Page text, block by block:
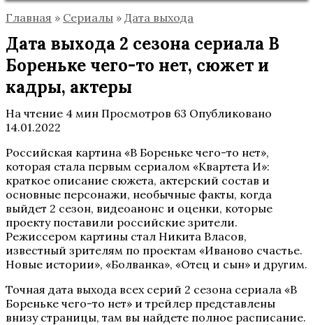
Главная » Сериалы » Дата выхода
Дата выхода 2 сезона сериала В
Бореньке чего-то нет, сюжет и
кадры, актеры
На чтение 4 мин Просмотров 63 Опубликовано
14.01.2022
Российская картина «В Бореньке чего-то нет»,
которая стала первым сериалом «Квартета И»:
краткое описание сюжета, актерский состав и
основные персонажи, необычные факты, когда
выйдет 2 сезон, видеоанонс и оценки, которые
проекту поставили российские зрители.
Режиссером картины стал Никита Власов,
известный зрителям по проектам «Иваново счастье.
Новые истории», «Болванка», «Отец и сын» и другим.
Точная дата выхода всех серий 2 сезона сериала «В
Бореньке чего-то нет» и трейлер представлены
внизу страницы, там вы найдете полное расписание.